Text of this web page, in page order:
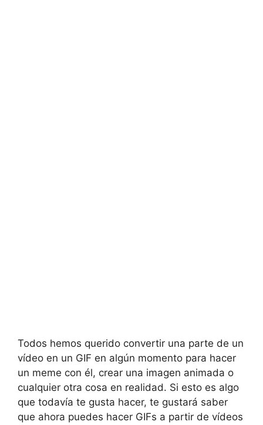
Todos hemos querido convertir una parte de un
vídeo en un GIF en algún momento para hacer
un meme con él, crear una imagen animada o
cualquier otra cosa en realidad. Si esto es algo
que todavía te gusta hacer, te gustará saber
que ahora puedes hacer GIFs a partir de vídeos